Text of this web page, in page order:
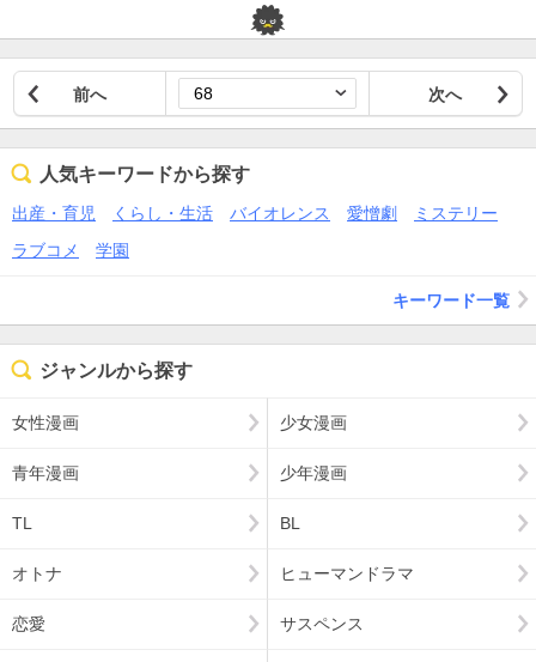
前へ 次へ
人気キーワードから探す
出産・育児 くらし・生活 バイオレンス 愛憎劇
ミステリー
ラブコメ
学園
キーワード一覧
ジャンルから探す
女性漫画 少女漫画
青年漫画 少年漫画
TL BL
オトナ ヒューマンドラマ
恋愛 サスペンス